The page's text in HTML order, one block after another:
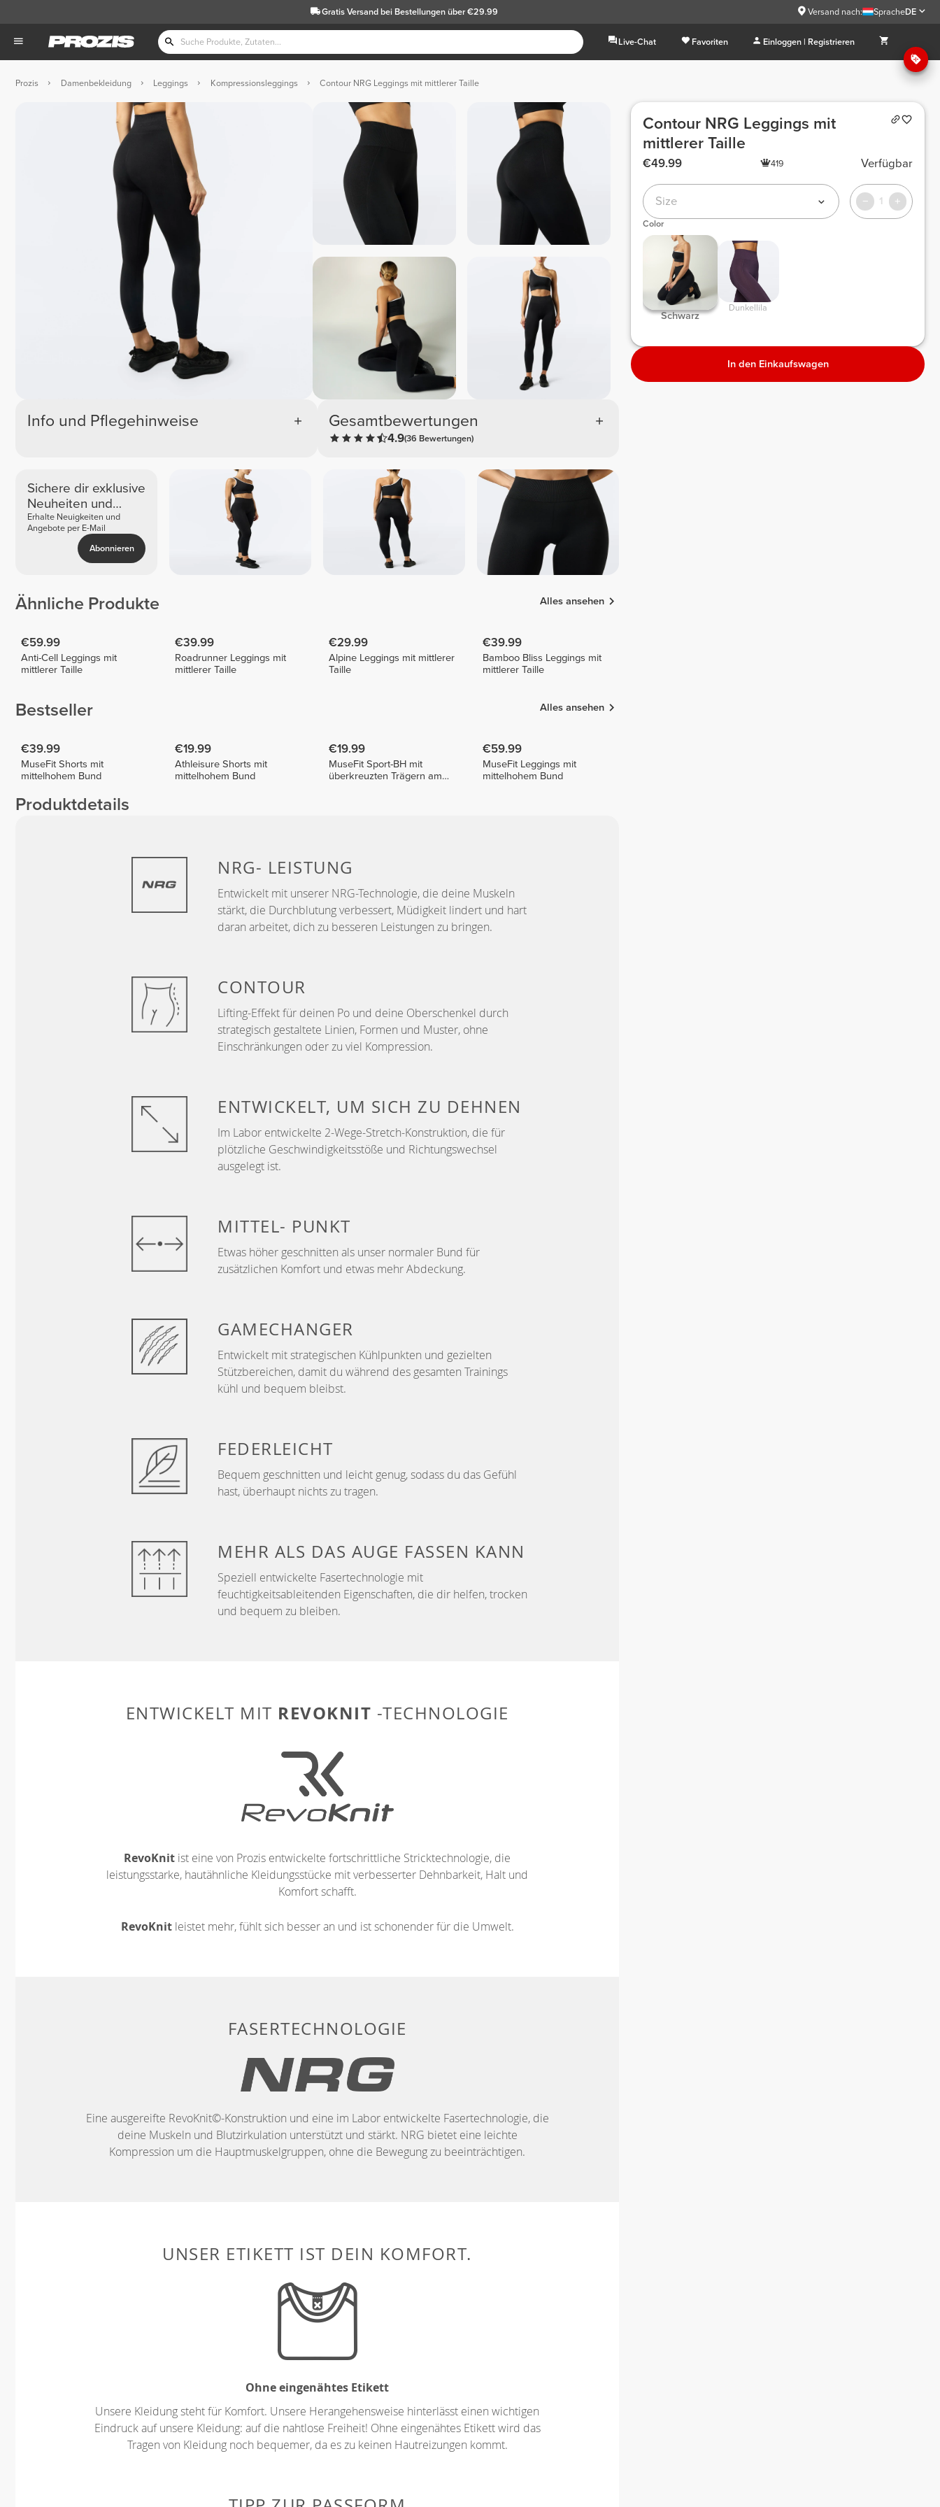
Gratis Versandbei Bestellungen über €29.99 Versand nach: SpracheDE
Live-Chat Favoriten Einloggen | Registrieren
Prozis Damenbekleidung Leggings Kompressionsleggings Contour NRG Leggings mit mittlerer Taille
Info und Pflegehinweise Gesamtbewertungen
4.9(36 Bewertungen)
Sichere dir exklusive
Neuheiten und
Angebote
Erhalte Neuigkeiten und
Angebote per E-Mail
Abonnieren
Ähnliche Produkte Alles ansehen
€59.99
Anti-Cell Leggings mit
mittlerer Taille
€39.99
Roadrunner Leggings mit
mittlerer Taille
€29.99
Alpine Leggings mit mittlerer
Taille
€39.99
Bamboo Bliss Leggings mit
mittlerer Taille
Bestseller Alles ansehen
€39.99
MuseFit Shorts mit
mittelhohem Bund
€19.99
Athleisure Shorts mit
mittelhohem Bund
€19.99
MuseFit Sport-BH mit
überkreuzten Trägern am
€59.99
MuseFit Leggings mit
mittelhohem Bund
Produktdetails
NRG- LEISTUNG
Entwickelt mit unserer NRG-Technologie, die deine Muskeln
stärkt, die Durchblutung verbessert, Müdigkeit lindert und hart
daran arbeitet, dich zu besseren Leistungen zu bringen.
CONTOUR
Lifting-Effekt für deinen Po und deine Oberschenkel durch
strategisch gestaltete Linien, Formen und Muster, ohne
Einschränkungen oder zu viel Kompression.
ENTWICKELT, UM SICH ZU DEHNEN
Im Labor entwickelte 2-Wege-Stretch-Konstruktion, die für
plötzliche Geschwindigkeitsstöße und Richtungswechsel
ausgelegt ist.
MITTEL- PUNKT
Etwas höher geschnitten als unser normaler Bund für
zusätzlichen Komfort und etwas mehr Abdeckung.
GAMECHANGER
Entwickelt mit strategischen Kühlpunkten und gezielten
Stützbereichen, damit du während des gesamten Trainings
kühl und bequem bleibst.
FEDERLEICHT
Bequem geschnitten und leicht genug, sodass du das Gefühl
hast, überhaupt nichts zu tragen.
MEHR ALS DAS AUGE FASSEN KANN
Speziell entwickelte Fasertechnologie mit
feuchtigkeitsableitenden Eigenschaften, die dir helfen, trocken
und bequem zu bleiben.
ENTWICKELT MIT REVOKNIT -TECHNOLOGIE
RevoKnit ist eine von Prozis entwickelte fortschrittliche Stricktechnologie, die
leistungsstarke, hautähnliche Kleidungsstücke mit verbesserter Dehnbarkeit, Halt und
Komfort schafft.
RevoKnitleistet mehr, fühlt sich besser an und ist schonender für die Umwelt.
FASERTECHNOLOGIE
Eine ausgereifte RevoKnit©-Konstruktion und eine im Labor entwickelte Fasertechnologie, die
deine Muskeln und Blutzirkulation unterstützt und stärkt. NRG bietet eine leichte
Kompression um die Hauptmuskelgruppen, ohne die Bewegung zu beeinträchtigen.
UNSER ETIKETT IST DEIN KOMFORT.
Ohne eingenähtes Etikett
Unsere Kleidung steht für Komfort. Unsere Herangehensweise hinterlässt einen wichtigen
Eindruck auf unsere Kleidung: auf die nahtlose Freiheit! Ohne eingenähtes Etikett wird das
Tragen von Kleidung noch bequemer, da es zu keinen Hautreizungen kommt.
Contour NRG Leggings mit
mittlerer Taille
€49.99 419 Verfügbar
Size 1
Color
Schwarz
Dunkellila
In den Einkaufswagen